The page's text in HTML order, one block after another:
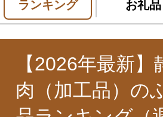
ランキング お礼品
【2026年最新
肉（加工品）の